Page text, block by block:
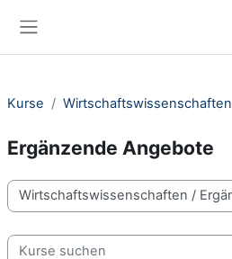
Kurse Wirtschaftswissenschaften
Ergänzende Angebote
Kursbereiche
Kurse suchen